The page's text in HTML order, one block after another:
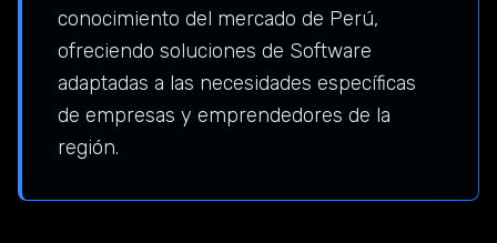
conocimiento del mercado de Perú,
ofreciendo soluciones de Software
adaptadas a las necesidades específicas
de empresas y emprendedores de la
región.